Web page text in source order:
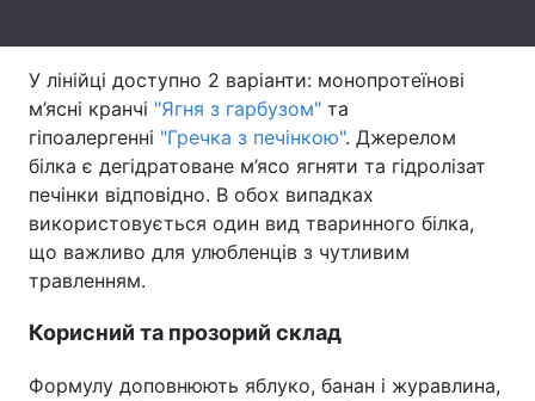
У лінійці доступно 2 варіанти: монопротеїнові
м’ясні кранчі "Ягня з гарбузом" та
гіпоалергенні "Гречка з печінкою". Джерелом
білка є дегідратоване м’ясо ягняти та гідролізат
печінки відповідно. В обох випадках
використовується один вид тваринного білка,
що важливо для улюбленців з чутливим
травленням.
Корисний та прозорий склад
Формулу доповнюють яблуко, банан і журавлина,